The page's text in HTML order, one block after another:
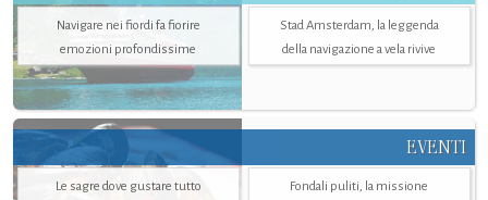
Navigare nei fiordi fa fiorire
emozioni profondissime
Stad Amsterdam, la leggenda
della navigazione a vela rivive
EVENTI
Le sagre dove gustare tutto
Fondali puliti, la missione